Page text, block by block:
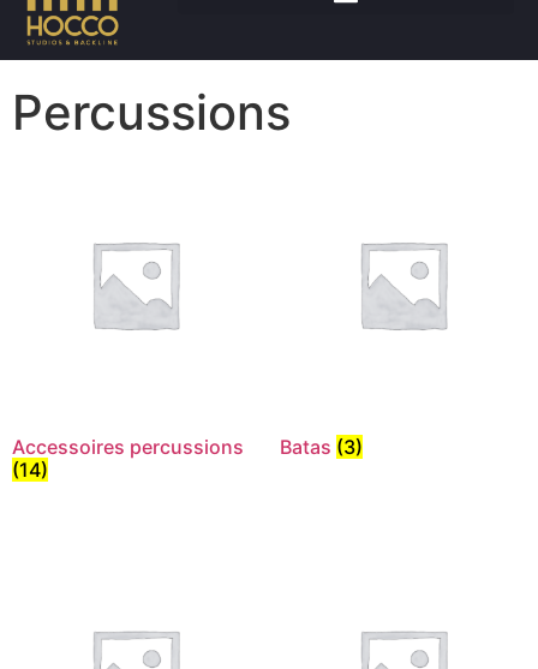
Accueil/ Percussions
Percussions
Accessoires percussions
(14)
Batas (3)